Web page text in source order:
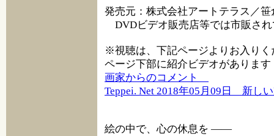
発売元：株式会社アートテラス／
DVDビデオ販売店等では市販さ
※視聴は、下記ページよりお入りく
ページ下部に紹介ビデオがあります
画家からのコメント
Teppei. Net 2018年05月09日 新し
絵の中で、心の休息を ――